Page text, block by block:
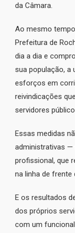
da Câmara.
Ao mesmo
Prefeitura de
dia a dia e
sua população, a
esforços em
reivindicações
servidores
Essas medidas
administrativas
profissional, que
na linha de
E os resultados
dos próprios
com um